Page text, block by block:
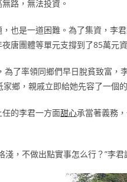
路，無法投資。
也是一道困難。為了集資，李
唐團體等單元支撐到了85萬元
了率領同鄉們早日脫貧致富
鄉，親戚立即給她先容了一個
的李君一方面甜心承當著義務
，不做出點實事怎么行？”李君